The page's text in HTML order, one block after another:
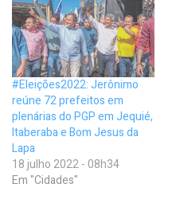
#Eleições2022: Jerônimo
reúne 72 prefeitos em
plenárias do PGP em Jequié,
Itaberaba e Bom Jesus da
Lapa
18 julho 2022 - 08h34
Em "Cidades"